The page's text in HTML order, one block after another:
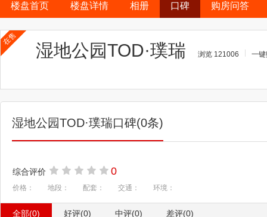
楼盘首页 楼盘详情 相册 口碑 购房问答
在售
湿地公园TOD·璞瑞 浏览 121006 一
湿地公园TOD·璞瑞口碑(0条)
综合评价 0
价格： 地段： 配套： 交通： 环境：
全部(0) 好评(0) 中评(0) 差评(0)